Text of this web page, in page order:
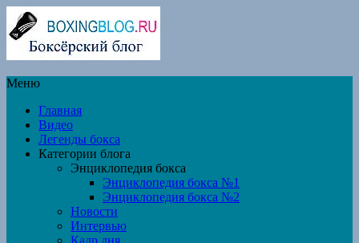
Меню
Главная
Видео
Легенды бокса
Категории блога
Энциклопедия бокса
Энциклопедия бокса №1
Энциклопедия бокса №2
Новости
Интервью
Кадр дня